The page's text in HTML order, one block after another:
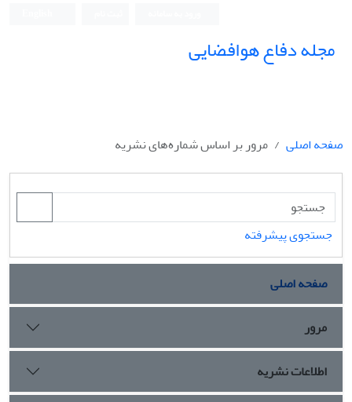
مجله دفاع هوافضایی
صفحه اصلی مرور بر اساس شماره‌های نشریه
جستجوی پیشرفته
صفحه اصلی
مرور
اطلاعات نشریه